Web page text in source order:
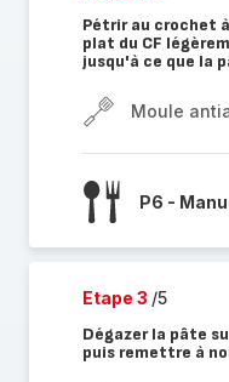
Pétrir au crochet
plat du CF
jusqu'à ce que la
Moule
P6 -
Etape 3 /5
Dégazer la pâte
puis remettre à